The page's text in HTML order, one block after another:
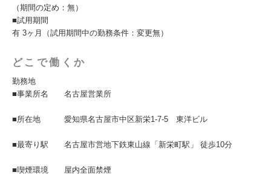
（期間の定め：無）
■試用期間
有 3ヶ月（試用期間中の勤務条件：変更無）
どこで働くか
勤務地
■事業所名 名古屋営業所
■所在地 愛知県名古屋市中区新栄1-7-5 東洋ビル
■最寄り駅 名古屋市営地下鉄東山線「新栄町駅」 徒歩10分
■喫煙環境 屋内全面禁煙